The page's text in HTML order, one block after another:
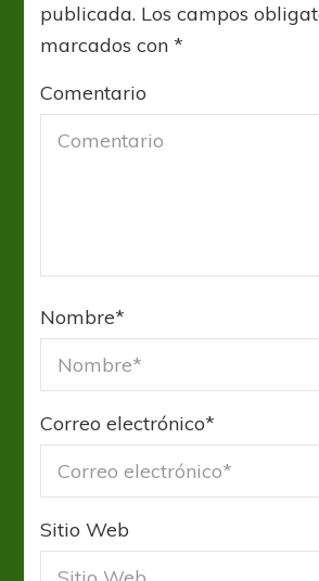
publicada. Los campos
marcados con*
Comentario
Nombre*
Correo electrónico*
Sitio Web